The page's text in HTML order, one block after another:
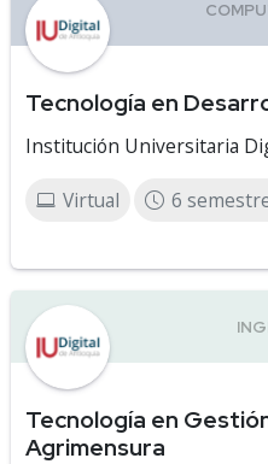
Tecnología en
Institución Universitaria
Virtual 6
Tecnología en
Agrimensura